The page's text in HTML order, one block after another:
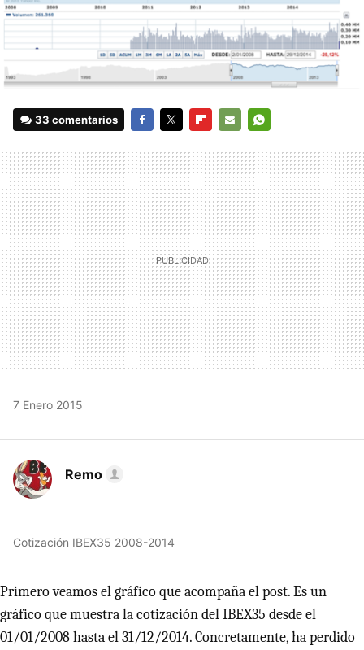
33 comentarios
MAIL
7 Enero 2015
Remo
Cotización IBEX35 2008-2014
Primero veamos el gráfico que acompaña el post. Es un
gráfico que muestra la cotización del IBEX35 desde el
01/01/2008 hasta el 31/12/2014. Concretamente, ha perdido